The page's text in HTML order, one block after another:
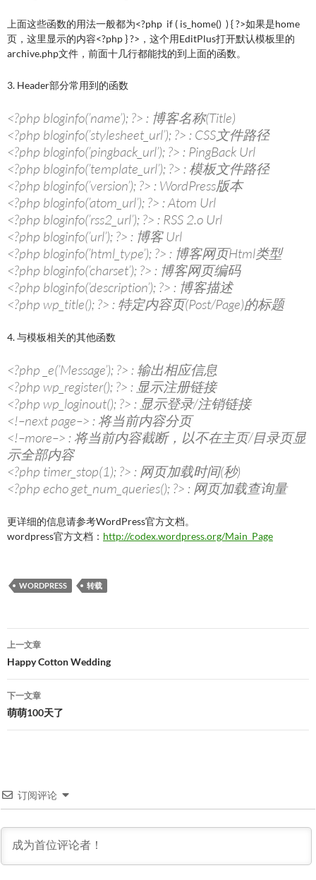
上面这些函数的用法一般都为<?php if ( is_home() ) { ?>如果是home
页，这里显示的内容<?php } ?>，这个用EditPlus打开默认模板里的
archive.php文件，前面十几行都能找的到上面的函数。
3. Header部分常用到的函数
<?php bloginfo(’name’); ?> : 博客名称(Title)
<?php bloginfo(’stylesheet_url’); ?> : CSS文件路径
<?php bloginfo(’pingback_url’); ?> : PingBack Url
<?php bloginfo(’template_url’); ?> : 模板文件路径
<?php bloginfo(’version’); ?> : WordPress版本
<?php bloginfo(’atom_url’); ?> : Atom Url
<?php bloginfo(’rss2_url’); ?> : RSS 2.o Url
<?php bloginfo(’url’); ?> : 博客 Url
<?php bloginfo(’html_type’); ?> : 博客网页Html类型
<?php bloginfo(’charset’); ?> : 博客网页编码
<?php bloginfo(’description’); ?> : 博客描述
<?php wp_title(); ?> : 特定内容页(Post/Page)的标题
4. 与模板相关的其他函数
<?php _e(’Message’); ?> : 输出相应信息
<?php wp_register(); ?> : 显示注册链接
<?php wp_loginout(); ?> : 显示登录/注销链接
<!–next page–> : 将当前内容分页
<!–more–> : 将当前内容截断，以不在主页/目录页显
示全部内容
<?php timer_stop(1); ?> : 网页加载时间(秒)
<?php echo get_num_queries(); ?> : 网页加载查询量
更详细的信息请参考WordPress官方文档。
wordpress官方文档： http://codex.wordpress.org/Main_Page
WORDPRESS 转载
文
章
导
航
上一文章
Happy Cotton Wedding
下一文章
萌萌100天了
订阅评论